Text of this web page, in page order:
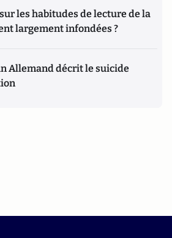
les habitudes de lecture de la
largement infondées ?
Allemand décrit le suicide